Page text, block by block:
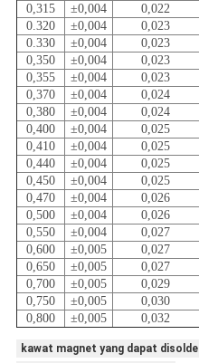
0,315
±0,004 0,022
0.320
±0,004 0,023
0.330
±0,004 0,023
0,350
±0,004 0,023
0,355
±0,004 0,023
0,370
±0,004 0,024
0,380
±0,004 0,024
0,400
±0,004 0,025
0,410
±0,004 0,025
0,440
±0,004 0,025
0,450
±0,004 0,025
0,470
±0,004 0,026
0,500
±0,004 0,026
0,550
±0,004 0,027
0,600
±0,005 0,027
0,650
±0,005 0,027
0,700
±0,005 0,029
0,750
±0,005 0,030
0,800
±0,005 0,032
kawat magnet yang dapat